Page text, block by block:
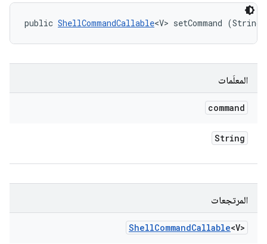
public ShellCommandCallable<V> setCommand (String
المعلَمات
command
String
المرتجعات
ShellCommandCallable<V>